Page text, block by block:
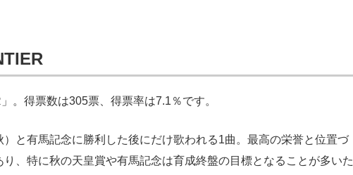
。得票数は305票、得票率は7.1％です。
と有馬記念に勝利した後にだけ歌われる1曲。最高の栄誉と位置づ
、特に秋の天皇賞や有馬記念は育成終盤の目標となることが多いた